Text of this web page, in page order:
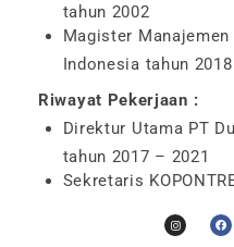
tahun 2002
Magister
Indonesia tahun 2018
Riwayat Pekerjaan :
Direktur Utama PT
tahun 2017 – 2021
Sekretaris